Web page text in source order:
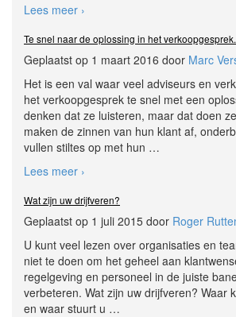
Lees meer ›
Te snel naar de oplossing in het
Geplaatst op 1 maart 2016 door Marc
Het is een val waar veel adviseurs en
het verkoopgesprek te snel met een
denken dat ze luisteren, maar dat doen
maken de zinnen van hun klant af,
vullen stiltes op met hun …
Lees meer ›
Wat zijn uw drijfveren?
Geplaatst op 1 juli 2015 door Roger
U kunt veel lezen over organisaties en
niet te doen om het geheel aan
regelgeving en personeel in de juiste
verbeteren. Wat zijn uw drijfveren? Waar
en waar stuurt u …